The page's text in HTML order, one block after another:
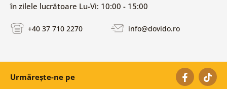
în zilele lucrătoare Lu-Vi: 10:00 - 15:00
+40 37 710 2270 info@dovido.ro
Urmărește-ne pe